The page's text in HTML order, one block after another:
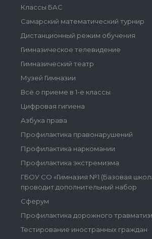
Классы БАС
Самарский математический турнир
Дистанционный режим обучения
Гимназическое телевидение
Гимназический театр
Музей Гимназии
Всё о приеме в 1-е классы
Цифровая гигиена
Азбука права
Профилактика правонарушений
Профилактика наркомании
Профилактика экстремизма
ГБОУ СО «Гимназия №1 (Базовая
проводит дополнительный набор
Сферум
Профилактика дорожного
Тестирование иностранных граждан